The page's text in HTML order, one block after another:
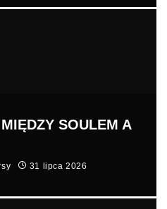
SOULEM A
31 lipca 2026